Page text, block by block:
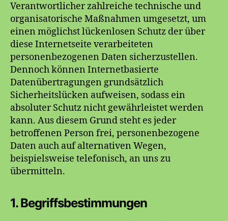
Verantwortlicher zahlreiche technische und
organisatorische Maßnahmen umgesetzt, um
einen möglichst lückenlosen Schutz der über
diese Internetseite verarbeiteten
personenbezogenen Daten sicherzustellen.
Dennoch können Internetbasierte
Datenübertragungen grundsätzlich
Sicherheitslücken aufweisen, sodass ein
absoluter Schutz nicht gewährleistet werden
kann. Aus diesem Grund steht es jeder
betroffenen Person frei, personenbezogene
Daten auch auf alternativen Wegen,
beispielsweise telefonisch, an uns zu
übermitteln.
1. Begriffsbestimmungen